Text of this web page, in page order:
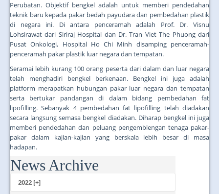
Perubatan. Objektif bengkel adalah untuk memberi pendedahan
teknik baru kepada pakar bedah payudara dan pembedahan plastik
di negara ini. Di antara penceramah adalah Prof. Dr. Visnu
Lohsirawat dari Siriraj Hospital dan Dr. Tran Viet The Phuong dari
Pusat Onkologi, Hospital Ho Chi Minh disamping penceramah-
penceramah pakar plastik luar negara dan tempatan.
Seramai lebih kurang 100 orang peserta dari dalam dan luar negara
telah menghadiri bengkel berkenaan. Bengkel ini juga adalah
platform merapatkan hubungan pakar luar negara dan tempatan
serta bertukar pandangan di dalam bidang pembedahan fat
lipofilling. Sebanyak 4 pembedahan fat lipofilling telah diadakan
secara langsung semasa bengkel diadakan. Diharap bengkel ini juga
memberi pendedahan dan peluang pengemblengan tenaga pakar-
pakar dalam kajian-kajian yang berskala lebih besar di masa
hadapan.
...
News Archive
2022 [+]